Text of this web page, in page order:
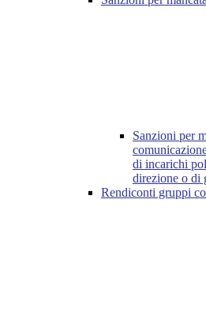
Sanzioni per
di incarichi
direzione o di
Rendiconti gruppi